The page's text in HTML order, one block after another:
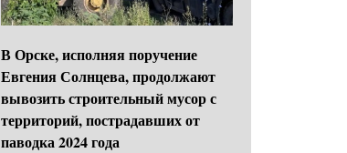
В Орске, исполняя поручение
Евгения Солнцева, продолжают
вывозить строительный мусор с
территорий, пострадавших от
паводка 2024 года